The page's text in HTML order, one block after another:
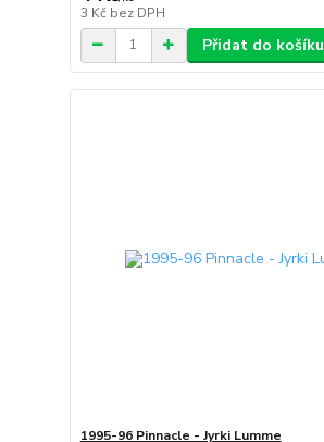
3 Kč bez DPH
Přidat do košíku
1995-96 Pinnacle - Jyrki Lumme